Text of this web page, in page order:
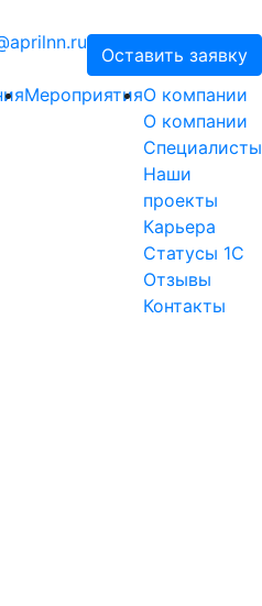
Оставить заявку
МероприятияО компании
О компании
Специалисты
Наши
проекты
Карьера
Статусы 1С
Отзывы
Контакты